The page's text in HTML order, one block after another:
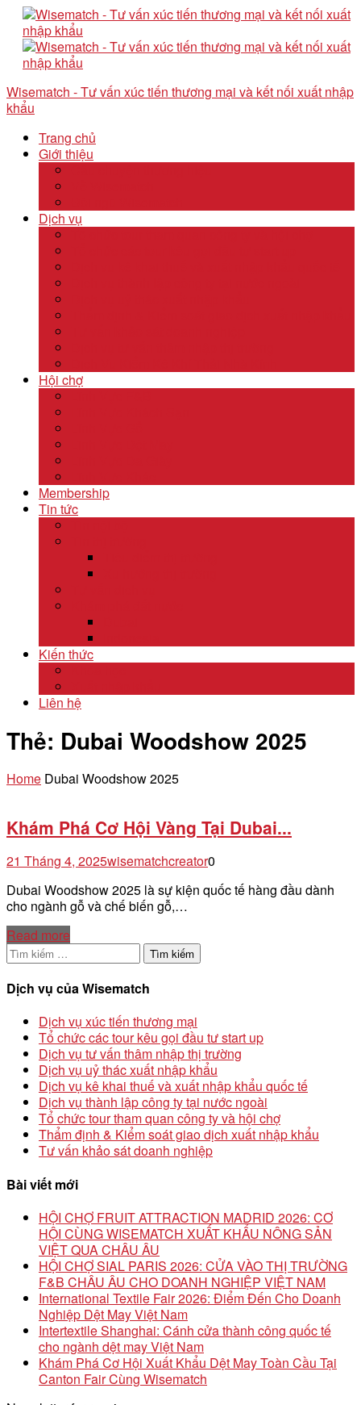
Wisematch - Tư vấn xúc tiến thương mại và kết nối xuất nhập
khẩu
Trang chủ
Giới thiệu
Dịch vụ
Hội chợ
Membership
Tin tức
Kiến thức
Liên hệ
Thẻ: Dubai Woodshow 2025
Home Dubai Woodshow 2025
Khám Phá Cơ Hội Vàng Tại Dubai...
21 Tháng 4, 2025wisematchcreator0
Dubai Woodshow 2025 là sự kiện quốc tế hàng đầu dành
cho ngành gỗ và chế biến gỗ,…
Read more
Tìm
kiếm
cho:
Dịch vụ của Wisematch
Dịch vụ xúc tiến thương mại
Tổ chức các tour kêu gọi đầu tư start up
Dịch vụ tư vấn thâm nhập thị trường
Dịch vụ uỷ thác xuất nhập khẩu
Dịch vụ kê khai thuế và xuất nhập khẩu quốc tế
Dịch vụ thành lập công ty tại nước ngoài
Tổ chức tour tham quan công ty và hội chợ
Thẩm định & Kiểm soát giao dịch xuất nhập khẩu
Tư vấn khảo sát doanh nghiệp
Bài viết mới
HỘI CHỢ FRUIT ATTRACTION MADRID 2026: CƠ
HỘI CÙNG WISEMATCH XUẤT KHẨU NÔNG SẢN
VIỆT QUA CHÂU ÂU
HỘI CHỢ SIAL PARIS 2026: CỬA VÀO THỊ TRƯỜNG
F&B CHÂU ÂU CHO DOANH NGHIỆP VIỆT NAM
International Textile Fair 2026: Điểm Đến Cho Doanh
Nghiệp Dệt May Việt Nam
Intertextile Shanghai: Cánh cửa thành công quốc tế
cho ngành dệt may Việt Nam
Khám Phá Cơ Hội Xuất Khẩu Dệt May Toàn Cầu Tại
Canton Fair Cùng Wisematch